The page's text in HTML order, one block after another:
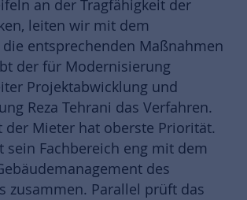
an der Tragfähigkeit der
leiten wir mit dem
die entsprechenden Maßnahmen
der für Modernisierung
Projektabwicklung und
Reza Tehrani das Verfahren.
der Mieter hat oberste Priorität.
sein Fachbereich eng mit dem
des
zusammen. Parallel prüft das